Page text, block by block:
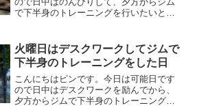
で下半身のトレーニングを行いたいと思
火曜日はデスクワークしてジムで
下半身のトレーニングをした日
こんにちはピンです。今日は可能日です
ので日中はデスクワークを励んでから、
夕方からジムで下半身のトレーニングを